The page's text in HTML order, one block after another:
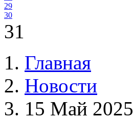
29
30
31
Главная
Новости
15 Май 2025